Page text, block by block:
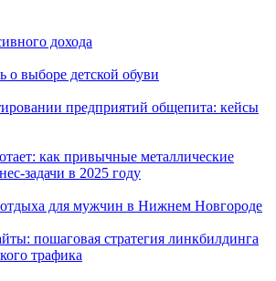
дохода
о выборе детской обуви
предприятий общепита: кейсы
как привычные металлические
задачи в 2025 году
для мужчин в Нижнем Новгороде
пошаговая стратегия линкбилдинга
трафика